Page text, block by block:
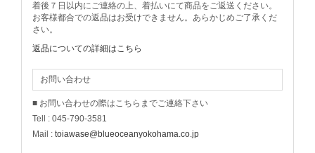
着後７日以内にご連絡の上、着払いにて商品をご返送ください。
お客様都合での返品はお受けできません。あらかじめご了承くだ
さい。
返品についての詳細はこちら
お問い合わせ
■ お問い合わせの際はこちらまでご連絡下さい
Tell : 045-790-3581
Mail : toiawase@blueoceanyokohama.co.jp